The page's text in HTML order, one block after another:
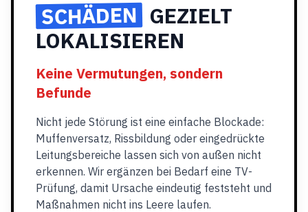
SCHÄDEN GEZIELT
LOKALISIEREN
Keine Vermutungen, sondern
Befunde
Nicht jede Störung ist eine einfache Blockade:
Muffenversatz, Rissbildung oder eingedrückte
Leitungsbereiche lassen sich von außen nicht
erkennen. Wir ergänzen bei Bedarf eine TV-
Prüfung, damit Ursache eindeutig feststeht und
Maßnahmen nicht ins Leere laufen.